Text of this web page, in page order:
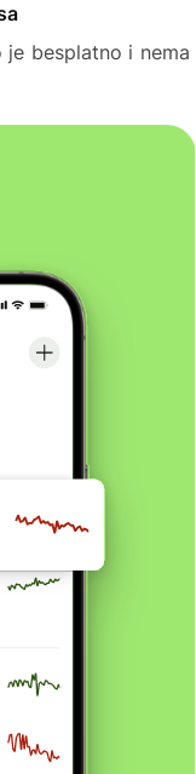
je besplatno i nema